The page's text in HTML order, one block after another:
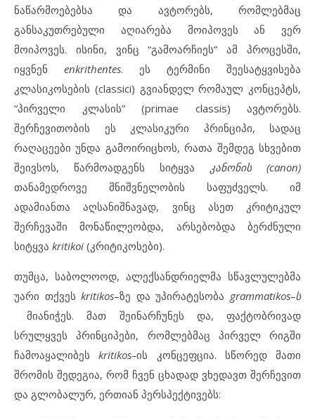
ნაწარმოებებსა და ავტორებს, რომლებმაც
განსაკუთრებული აღიარება მოიპოვეს ან ვერ
მოიპოვეს. ისინი, ვინც “გამოარჩიეს” ამ პროცესში,
იყვნენ enkrithentes. ეს ტერმინი შეესატყვისება
კლასიკოსების (classici) გვიანდელ რომაულ კონცეპტს,
“პირველი კლასის” (primae classis) ავტორებს.
შერჩევითობის ეს კლასიკური პრინციპი, სადაც
რაღაცეები უნდა გამოირიცხოს, რათა შემდეგ სხვებით
შეივსოს, წარმოადგენს სიტყვა კანონის (canon)
თანამედროვე მნიშვნელობის საფუძველს. იმ
ადამიანთა აღსანიშნავად, ვინც ასეთ კრიტიკულ
შერჩევაში მონაწილეობდა, არსებობდა ბერძნული
სიტყვა kritikoi (კრიტიკოსები).
თუმცა, საბოლოოდ, ალექსანდრიელმა სწავლულებმა
უარი თქვესkritikos–ზე და უპირატესობა grammatikos–ს
მიანიჭეს. მათ შეინარჩუნეს და, ფაქტობრივად
სრულყვეს პრინციპები, რომლებმაც პირველ რიგში
ჩამოაყალიბესkritikos–ის კონცეფცია. სწორედ მათი
შრომის შედეგია, რომ ჩვენ ცხადად ვხედავთ შერჩევით
და გლობალურ, ერთიან პერსპექტივებს: